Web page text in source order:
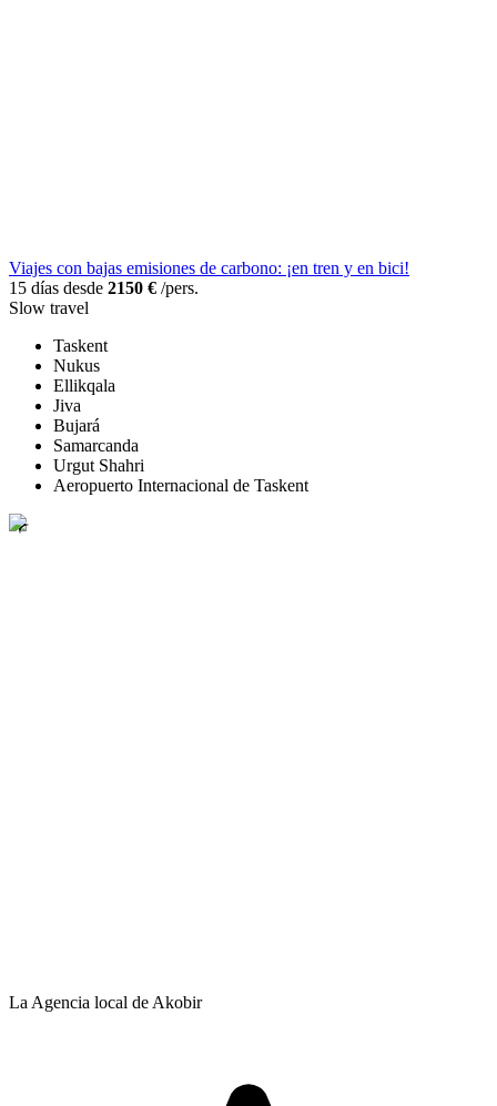
Viajes con bajas emisiones de carbono: ¡en tren y en bici!
15 días desde 2150 € /pers.
Slow travel
Taskent
Nukus
Ellikqala
Jiva
Bujará
Samarcanda
Urgut Shahri
Aeropuerto Internacional de Taskent
La Agencia local de Akobir